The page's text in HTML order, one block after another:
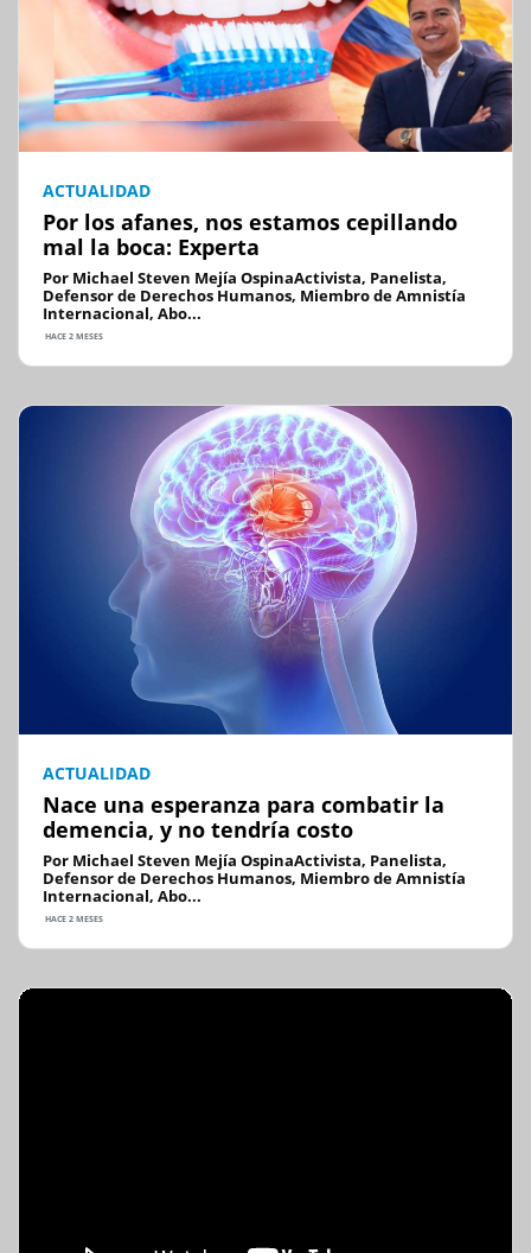
ACTUALIDAD
Por los afanes, nos estamos cepillando
mal la boca: Experta
Por Michael Steven Mejía OspinaActivista, Panelista,
Defensor de Derechos Humanos, Miembro de Amnistía
Internacional, Abo...
HACE 2 MESES
ACTUALIDAD
Nace una esperanza para combatir la
demencia, y no tendría costo
Por Michael Steven Mejía OspinaActivista, Panelista,
Defensor de Derechos Humanos, Miembro de Amnistía
Internacional, Abo...
HACE 2 MESES